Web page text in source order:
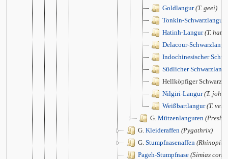
Goldlangur (T. geei)
Tonkin-Schwarzlangur
Hatinh-Langur (T.
Delacour-
Indochinesischer
Südlicher
Hellköpfiger
Nilgiri-Langur (T.
Weißbartlangur (T.
G. Mützenlanguren
G. Kleideraffen (Pygathrix)
G. Stumpfnasenaffen
Pageh-Stumpfnase (Simias